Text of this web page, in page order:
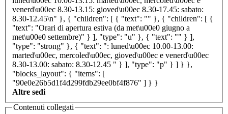
venerd\u00ec 8.30-13.15: gioved\u00ec 8.30-17.45: sabato:
8.30-12.45\n" }, { "children": [ { "text": "" }, { "children": [ {
"text": "Orari di apertura estiva (da met\u00e0 giugno a
met\u00e0 settembre)" } ], "type": "u" }, { "text": "" } ],
"type": "strong" }, { "text": ": luned\u00ec 10.00-13.00:
marted\u00ec, mercoled\u00ec, gioved\u00ec e venerd\u00ec
8.30-13.00: sabato: 8.30-12.45 " } ], "type": "p" } ] } },
"blocks_layout": { "items": [
"90e0e26b5d1f4d299fdb29ee0bf4f876" ] } }
Altre sedi
Contenuti collegati